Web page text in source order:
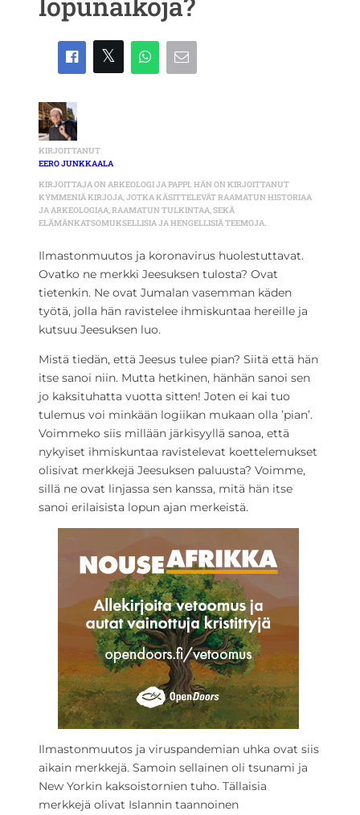
KIRJOITTANUT
EERO JUNKKAALA
KIRJOITTAJA ON ARKEOLOGI JA PAPPI. HÄN ON KIRJOITTANUT
KYMMENIÄ KIRJOJA, JOTKA KÄSITTELEVÄT RAAMATUN HISTORIAA
JA ARKEOLOGIAA, RAAMATUN TULKINTAA, SEKÄ
ELÄMÄNKATSOMUKSELLISIA JA HENGELLISIÄ TEEMOJA.
Ilmastonmuutos ja koronavirus huolestuttavat.
Ovatko ne merkki Jeesuksen tulosta? Ovat
tietenkin. Ne ovat Jumalan vasemman käden
työtä, jolla hän ravistelee ihmiskuntaa hereille ja
kutsuu Jeesuksen luo.
Mistä tiedän, että Jeesus tulee pian? Siitä että hän
itse sanoi niin. Mutta hetkinen, hänhän sanoi sen
jo kaksituhatta vuotta sitten! Joten ei kai tuo
tulemus voi minkään logiikan mukaan olla ’pian’.
Voimmeko siis millään järkisyyllä sanoa, että
nykyiset ihmiskuntaa ravistelevat koettelemukset
olisivat merkkejä Jeesuksen paluusta? Voimme,
sillä ne ovat linjassa sen kanssa, mitä hän itse
sanoi erilaisista lopun ajan merkeistä.
Ilmastonmuutos ja viruspandemian uhka ovat siis
aikain merkkejä. Samoin sellainen oli tsunami ja
New Yorkin kaksoistornien tuho. Tällaisia
merkkejä olivat Islannin taannoinen